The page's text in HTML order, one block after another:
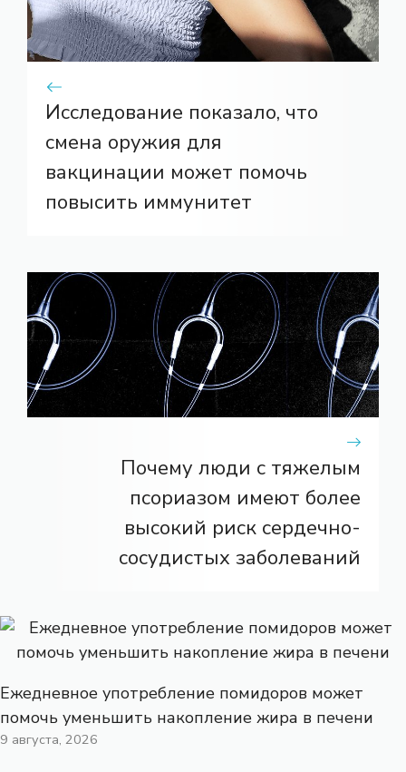
Исследование показало, что
смена оружия для
вакцинации может помочь
повысить иммунитет
Почему люди с тяжелым
псориазом имеют более
высокий риск сердечно-
сосудистых заболеваний
Ежедневное употребление помидоров может
помочь уменьшить накопление жира в печени
9 августа, 2026